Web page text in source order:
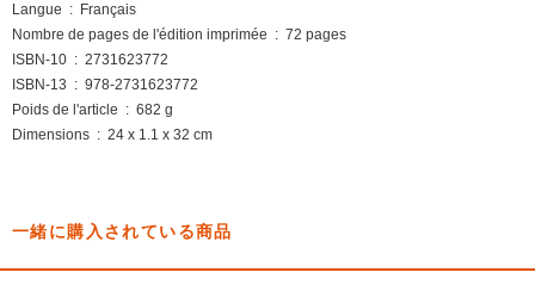
Langue ‏ : ‎ Français
Nombre de pages de l'édition imprimée ‏ : ‎ 72 pages
ISBN-10 ‏ : ‎ 2731623772
ISBN-13 ‏ : ‎ 978-2731623772
Poids de l'article ‏ : ‎ 682 g
Dimensions ‏ : ‎ 24 x 1.1 x 32 cm
一緒に購入されている商品